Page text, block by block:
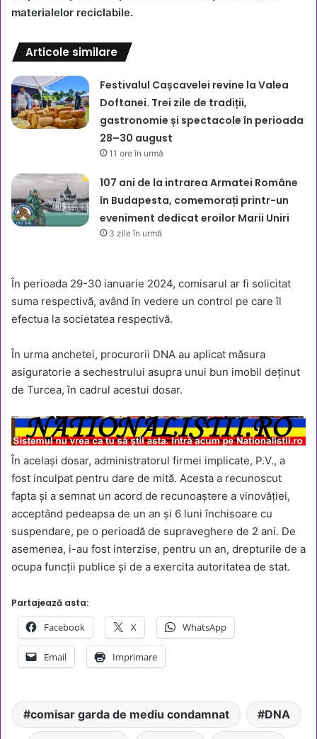
materialelor reciclabile.
Articole similare
Festivalul Cașcavelei revine la Valea
Doftanei. Trei zile de tradiții,
gastronomie și spectacole în perioada
28–30 august
11 ore în urmă
107 ani de la intrarea Armatei Române
în Budapesta, comemorați printr-un
eveniment dedicat eroilor Marii Uniri
3 zile în urmă
În perioada 29-30 ianuarie 2024, comisarul ar fi solicitat
suma respectivă, având în vedere un control pe care îl
efectua la societatea respectivă.
În urma anchetei, procurorii DNA au aplicat măsura
asiguratorie a sechestrului asupra unui bun imobil deținut
de Turcea, în cadrul acestui dosar.
În același dosar, administratorul firmei implicate, P.V., a
fost inculpat pentru dare de mită. Acesta a recunoscut
fapta și a semnat un acord de recunoaștere a vinovăției,
acceptând pedeapsa de un an și 6 luni închisoare cu
suspendare, pe o perioadă de supraveghere de 2 ani. De
asemenea, i-au fost interzise, pentru un an, drepturile de a
ocupa funcții publice și de a exercita autoritatea de stat.
Partajează asta:
Facebook X WhatsApp
Email Imprimare
comisar garda de mediu condamnat DNA